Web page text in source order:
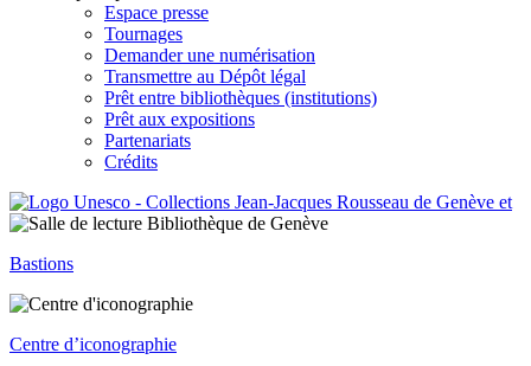
Espace presse
Tournages
Demander une numérisation
Transmettre au Dépôt légal
Prêt entre bibliothèques (institutions)
Prêt aux expositions
Partenariats
Crédits
Bastions
Centre d’iconographie